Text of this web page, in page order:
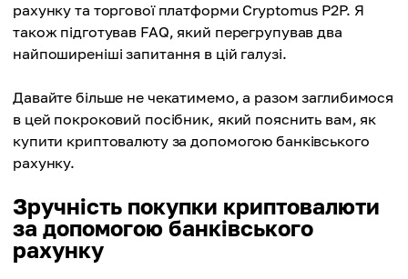
рахунку та торгової платформи Cryptomus P2P. Я
також підготував FAQ, який перегрупував два
найпоширеніші запитання в цій галузі.
Давайте більше не чекатимемо, а разом заглибимося
в цей покроковий посібник, який пояснить вам, як
купити криптовалюту за допомогою банківського
рахунку.
Зручність покупки криптовалюти
за допомогою банківського
рахунку